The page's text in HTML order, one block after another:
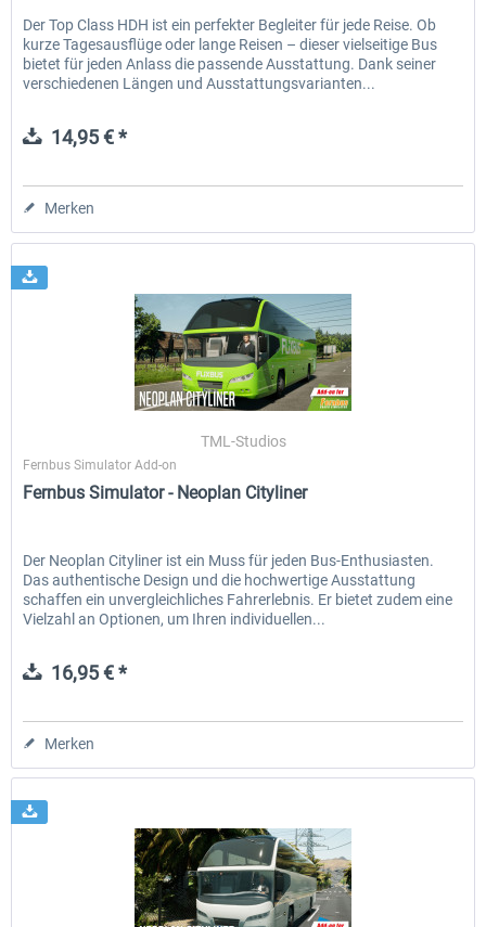
Der Top Class HDH ist ein perfekter Begleiter für jede Reise. Ob
kurze Tagesausflüge oder lange Reisen – dieser vielseitige Bus
bietet für jeden Anlass die passende Ausstattung. Dank seiner
verschiedenen Längen und Ausstattungsvarianten...
14,95 € *
Merken
TML-Studios
Fernbus Simulator Add-on
Fernbus Simulator - Neoplan Cityliner
Der Neoplan Cityliner ist ein Muss für jeden Bus-Enthusiasten.
Das authentische Design und die hochwertige Ausstattung
schaffen ein unvergleichliches Fahrerlebnis. Er bietet zudem eine
Vielzahl an Optionen, um Ihren individuellen...
16,95 € *
Merken